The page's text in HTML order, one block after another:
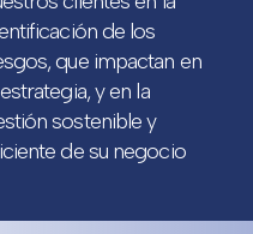
de los
que impactan en
y en la
sostenible y
de su negocio